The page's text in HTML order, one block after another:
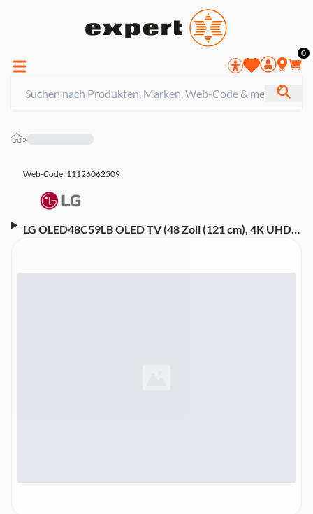
0
»
Web-Code: 11126062509
LG OLED48C59LB OLED TV (48 Zoll (121 cm), 4K UHD,
WebOS 25)